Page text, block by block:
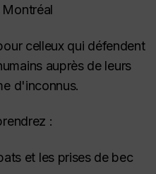
celleux qui défendent
auprès de leurs
d'inconnus.
:
et les prises de bec